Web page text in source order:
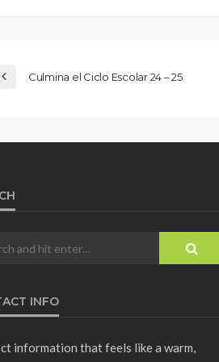
Culmina el Ciclo Escolar 24 – 25
INFO
information that feels like a warm,